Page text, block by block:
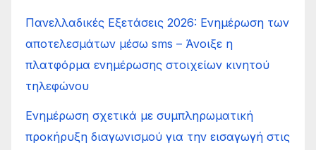
Πανελλαδικές Εξετάσεις 2026: Ενημέρωση των
αποτελεσμάτων μέσω sms – Άνοιξε η
πλατφόρμα ενημέρωσης στοιχείων κινητού
τηλεφώνου
Ενημέρωση σχετικά με συμπληρωματική
προκήρυξη διαγωνισμού για την εισαγωγή στις